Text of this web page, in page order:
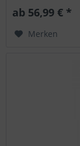
ab 56,99 € *
Merken